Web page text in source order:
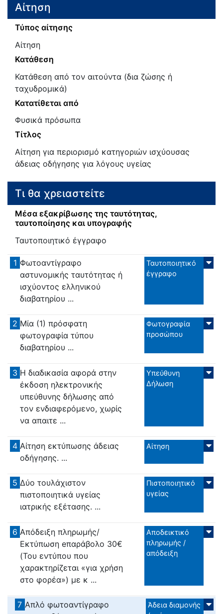
Αίτηση
Τύπος αίτησης
Αίτηση
Κατάθεση
Κατάθεση από τον αιτούντα (δια ζώσης ή
ταχυδρομικά)
Κατατίθεται από
Φυσικά πρόσωπα
Τίτλος
Αίτηση για περιορισμό κατηγοριών ισχύουσας
άδειας οδήγησης για λόγους υγείας
Τι θα χρειαστείτε
Μέσα εξακρίβωσης της ταυτότητας,
ταυτοποίησης και υπογραφής
Ταυτοποιητικό έγγραφο
1 Φωτοαντίγραφο
αστυνομικής ταυτότητας ή
ισχύοντος ελληνικού
διαβατηρίου ...
Ταυτοποιητικό
έγγραφο
2 Μία (1) πρόσφατη
φωτογραφία τύπου
διαβατηρίου ...
Φωτογραφία
προσώπου
3 Η διαδικασία αφορά στην
έκδοση ηλεκτρονικής
υπεύθυνης δήλωσης από
τον ενδιαφερόμενο, χωρίς
να απαιτε ...
Υπεύθυνη
Δήλωση
4 Αίτηση εκτύπωσης άδειας
οδήγησης. ...
Αίτηση
5 Δύο τουλάχιστον
πιστοποιητικά υγείας
ιατρικής εξέτασης. ...
Πιστοποιητικό
υγείας
6 Απόδειξη πληρωμής/
Εκτύπωση eπαράβολο 30€
(Του εντύπου που
χαρακτηρίζεται «για χρήση
στο φορέα») με κ ...
Αποδεικτικό
πληρωμής /
απόδειξη
7 Απλό φωτοαντίγραφο
Άδεια διαμονής